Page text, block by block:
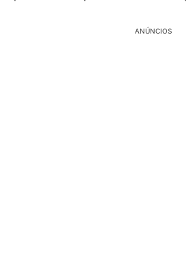
ANÚNCIOS